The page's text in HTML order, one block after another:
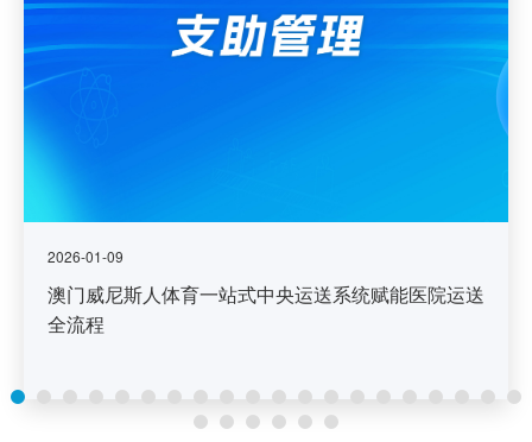
2026-01-09
澳门威尼斯人体育一站式中央运送系统赋能医院运送
全流程